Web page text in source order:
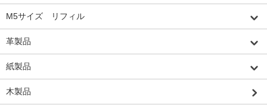
M5サイズ リフィル
革製品
紙製品
木製品